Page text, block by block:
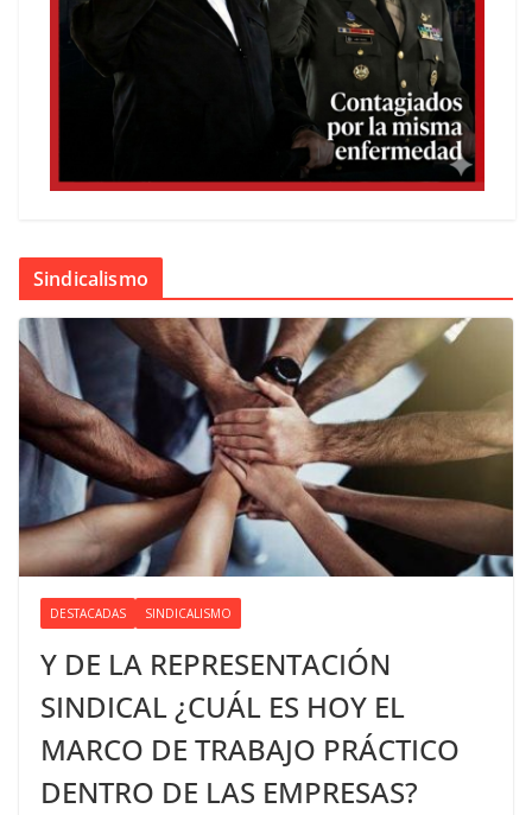
Sindicalismo
DESTACADAS SINDICALISMO
Y DE LA REPRESENTACIÓN
SINDICAL ¿CUÁL ES HOY EL
MARCO DE TRABAJO PRÁCTICO
DENTRO DE LAS EMPRESAS?